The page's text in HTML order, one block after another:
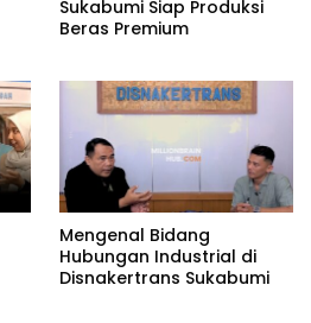
Sukabumi Siap Produksi
Beras Premium
Mengenal Bidang
Hubungan Industrial di
Disnakertrans Sukabumi